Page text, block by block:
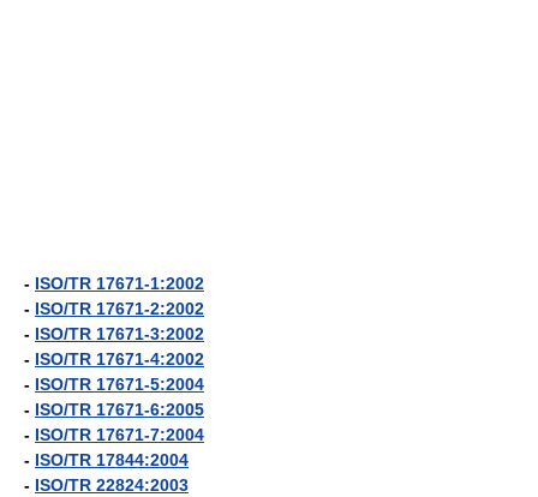
- ISO/TR 17671-1:2002
- ISO/TR 17671-2:2002
- ISO/TR 17671-3:2002
- ISO/TR 17671-4:2002
- ISO/TR 17671-5:2004
- ISO/TR 17671-6:2005
- ISO/TR 17671-7:2004
- ISO/TR 17844:2004
- ISO/TR 22824:2003